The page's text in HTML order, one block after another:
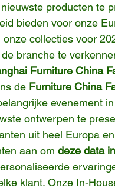
producten te
bieden voor onze
collecties voor
branche te
Furniture China
de Furniture China
evenement
ontwerpen te
uit heel Europa
aan om deze data
klant. Onze In-